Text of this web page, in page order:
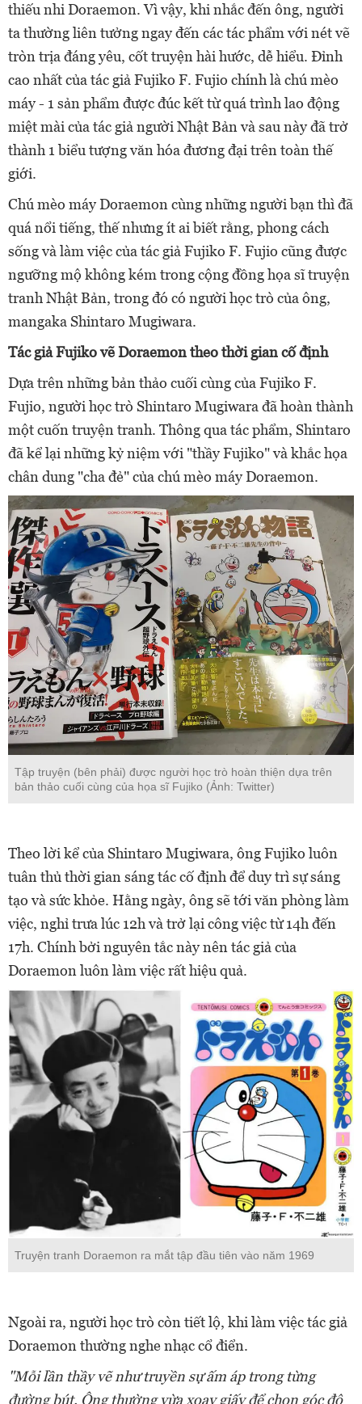
thiếu nhi Doraemon. Vì vậy, khi nhắc đến ông, người
ta thường liên tưởng ngay đến các tác phẩm với nét vẽ
tròn trịa đáng yêu, cốt truyện hài hước, dễ hiểu. Đỉnh
cao nhất của tác giả Fujiko F. Fujio chính là chú mèo
máy - 1 sản phẩm được đúc kết từ quá trình lao động
miệt mài của tác giả người Nhật Bản và sau này đã trở
thành 1 biểu tượng văn hóa đương đại trên toàn thế
giới.
Chú mèo máy Doraemon cùng những người bạn thì đã
quá nổi tiếng, thế nhưng ít ai biết rằng, phong cách
sống và làm việc của tác giả Fujiko F. Fujio cũng được
ngưỡng mộ không kém trong cộng đồng họa sĩ truyện
tranh Nhật Bản, trong đó có người học trò của ông,
mangaka Shintaro Mugiwara.
Tác giả Fujiko vẽ Doraemon theo thời gian cố định
Dựa trên những bản thảo cuối cùng của Fujiko F.
Fujio, người học trò Shintaro Mugiwara đã hoàn thành
một cuốn truyện tranh. Thông qua tác phẩm, Shintaro
đã kể lại những kỷ niệm với "thầy Fujiko" và khắc họa
chân dung "cha đẻ" của chú mèo máy Doraemon.
Tập truyện (bên phải) được người học trò hoàn thiện dựa trên
bản thảo cuối cùng của họa sĩ Fujiko (Ảnh: Twitter)
Theo lời kể của Shintaro Mugiwara, ông Fujiko luôn
tuân thủ thời gian sáng tác cố định để duy trì sự sáng
tạo và sức khỏe. Hằng ngày, ông sẽ tới văn phòng làm
việc, nghỉ trưa lúc 12h và trở lại công việc từ 14h đến
17h. Chính bởi nguyên tắc này nên tác giả của
Doraemon luôn làm việc rất hiệu quả.
Truyện tranh Doraemon ra mắt tập đầu tiên vào năm 1969
Ngoài ra, người học trò còn tiết lộ, khi làm việc tác giả
Doraemon thường nghe nhạc cổ điển.
"Mỗi lần thầy vẽ như truyền sự ấm áp trong từng
đường bút. Ông thường vừa xoay giấy để chọn góc độ